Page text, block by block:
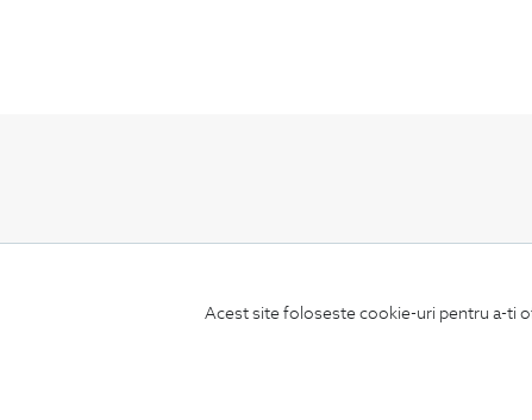
Acest site foloseste cookie-uri pentru a-ti
ABONEAZA-TE
LA NEWSLETTER